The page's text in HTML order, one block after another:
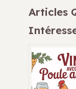
Articles